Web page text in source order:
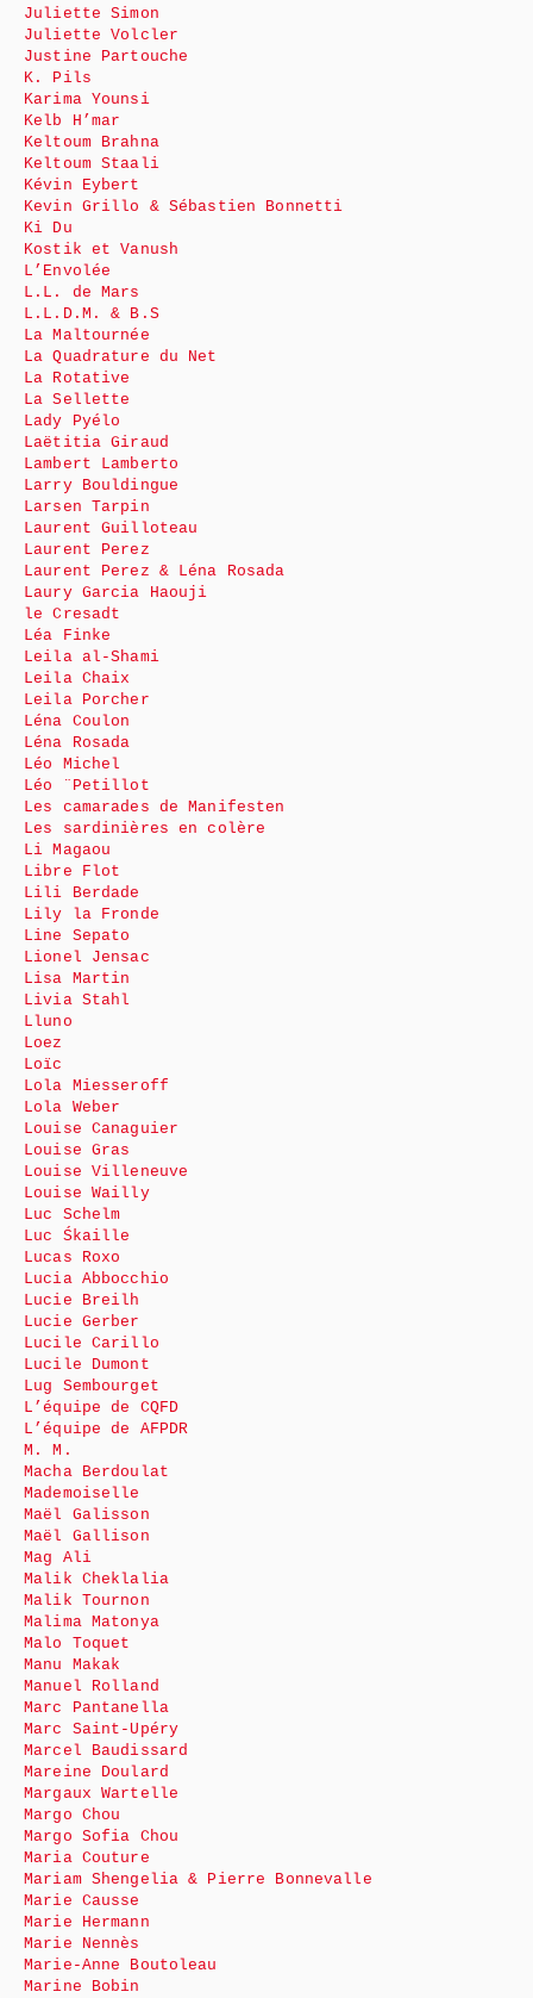
Juliette Simon
Juliette Volcler
Justine Partouche
K. Pils
Karima Younsi
Kelb H’mar
Keltoum Brahna
Keltoum Staali
Kévin Eybert
Kevin Grillo & Sébastien Bonnetti
Ki Du
Kostik et Vanush
L’Envolée
L.L. de Mars
L.L.D.M. & B.S
La Maltournée
La Quadrature du Net
La Rotative
La Sellette
Lady Pyélo
Laëtitia Giraud
Lambert Lamberto
Larry Bouldingue
Larsen Tarpin
Laurent Guilloteau
Laurent Perez
Laurent Perez & Léna Rosada
Laury Garcia Haouji
le Cresadt
Léa Finke
Leila al-Shami
Leila Chaix
Leila Porcher
Léna Coulon
Léna Rosada
Léo Michel
Léo ¨Petillot
Les camarades de Manifesten
Les sardinières en colère
Li Magaou
Libre Flot
Lili Berdade
Lily la Fronde
Line Sepato
Lionel Jensac
Lisa Martin
Livia Stahl
Lluno
Loez
Loïc
Lola Miesseroff
Lola Weber
Louise Canaguier
Louise Gras
Louise Villeneuve
Louise Wailly
Luc Schelm
Luc Śkaille
Lucas Roxo
Lucia Abbocchio
Lucie Breilh
Lucie Gerber
Lucile Carillo
Lucile Dumont
Lug Sembourget
L’équipe de CQFD
L’équipe de AFPDR
M. M.
Macha Berdoulat
Mademoiselle
Maël Galisson
Maël Gallison
Mag Ali
Malik Cheklalia
Malik Tournon
Malima Matonya
Malo Toquet
Manu Makak
Manuel Rolland
Marc Pantanella
Marc Saint-Upéry
Marcel Baudissard
Mareine Doulard
Margaux Wartelle
Margo Chou
Margo Sofia Chou
Maria Couture
Mariam Shengelia & Pierre Bonnevalle
Marie Causse
Marie Hermann
Marie Nennès
Marie-Anne Boutoleau
Marine Bobin